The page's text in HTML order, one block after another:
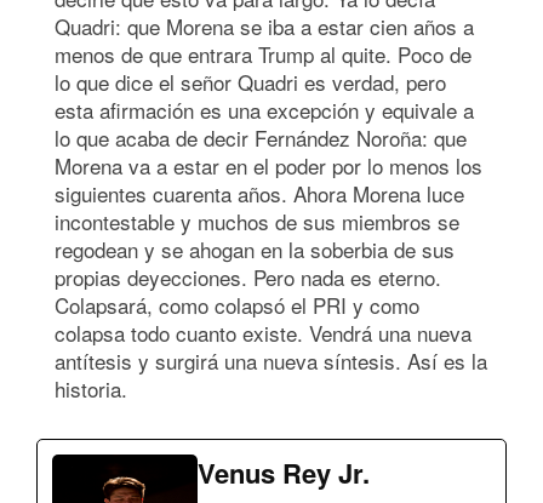
Quadri: que Morena se iba a estar cien años a
menos de que entrara Trump al quite. Poco de
lo que dice el señor Quadri es verdad, pero
esta afirmación es una excepción y equivale a
lo que acaba de decir Fernández Noroña: que
Morena va a estar en el poder por lo menos los
siguientes cuarenta años. Ahora Morena luce
incontestable y muchos de sus miembros se
regodean y se ahogan en la soberbia de sus
propias deyecciones. Pero nada es eterno.
Colapsará, como colapsó el PRI y como
colapsa todo cuanto existe. Vendrá una nueva
antítesis y surgirá una nueva síntesis. Así es la
historia.
Venus Rey Jr.